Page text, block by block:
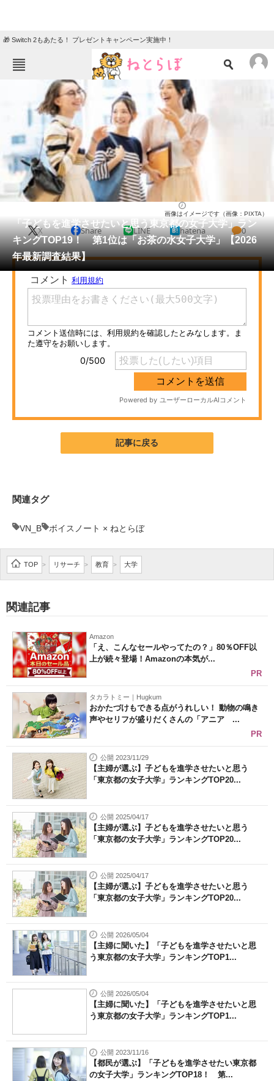
🎁 Switch 2もあたる！ プレゼントキャンペーン実施中！
ねとらぼメニュー
ニュース
エンタメ クイズ
グルメ 地域
住まい 教育・育児
動物 リサーチ
会員記事
メディア
注目記事を集めた総合ページ
ITの今と未来を見通す
スマホと通信の最新トレンド
進化するPCとデバイスの未来
AI活用のいまが分かる
企業向けIT製品の総合サイト
製造業のIT導入・活用を支援
モノづくり技術者専門サイト
エレクトロニクス専門サイト
電子設計の基本と応用
エネルギーの専門メディア
建設×テクノロジーの最前線
ちょっと気になるネットの話題
「子どもを進学させたいと思う東京都の女子大学」ラン
キングTOP19！ 第1位は「お茶の水女子大学」【2026
年最新調査結果】
画像はイメージです（画像：PIXTA）
X Share LINE hatena 0
記事に戻る
関連タグ
VN_B ボイスノート × ねとらぼ
TOP > リサーチ > 教育 > 大学
関連記事
Amazon
「え、こんなセールやってたの？」80％OFF以
上が続々登場！Amazonの本気が...
PR
タカラトミー｜Hugkum
おかたづけもできる点がうれしい！ 動物の鳴き
声やセリフが盛りだくさんの「アニア ...
PR
公開 2023/11/29
【主婦が選ぶ】子どもを進学させたいと思う
「東京都の女子大学」ランキングTOP20...
公開 2025/04/17
【主婦が選ぶ】子どもを進学させたいと思う
「東京都の女子大学」ランキングTOP20...
公開 2025/04/17
【主婦が選ぶ】子どもを進学させたいと思う
「東京都の女子大学」ランキングTOP20...
公開 2026/05/04
【主婦に聞いた】「子どもを進学させたいと思
う東京都の女子大学」ランキングTOP1...
公開 2026/05/04
【主婦に聞いた】「子どもを進学させたいと思
う東京都の女子大学」ランキングTOP1...
公開 2023/11/16
【都民が選ぶ】「子どもを進学させたい東京都
の女子大学」ランキングTOP18！ 第...